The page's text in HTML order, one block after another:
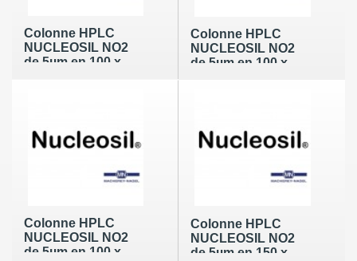
Colonne HPLC
NUCLEOSIL NO2
de 5µm en 100 x
Colonne HPLC
NUCLEOSIL NO2
de 5µm en 100 x
Colonne HPLC
NUCLEOSIL NO2
de 5µm en 100 x
Colonne HPLC
NUCLEOSIL NO2
de 5µm en 150 x